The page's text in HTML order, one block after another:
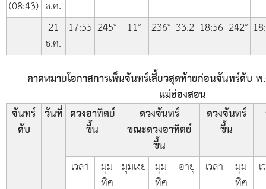
(08:43) ธ.ค.
21
ธ.ค.
17:55 245° 11° 236° 33.2 18:56 242°
คาดหมายโอกาสการเห็นจันทร์เสี้ยวสุดท้ายก่อนจันทร์ดับ
แม่ฮ่องสอน
จันทร์
ดับ
วันที่ ดวงอาทิตย์
ขึ้น
ดวงจันทร์
ขณะดวงอาทิตย์
ขึ้น
ดวงจันทร์
ขึ้น
เวลา มุม
ทิศ
มุมเงย มุม
ทิศ
อายุ เวลา มุม
ทิศ